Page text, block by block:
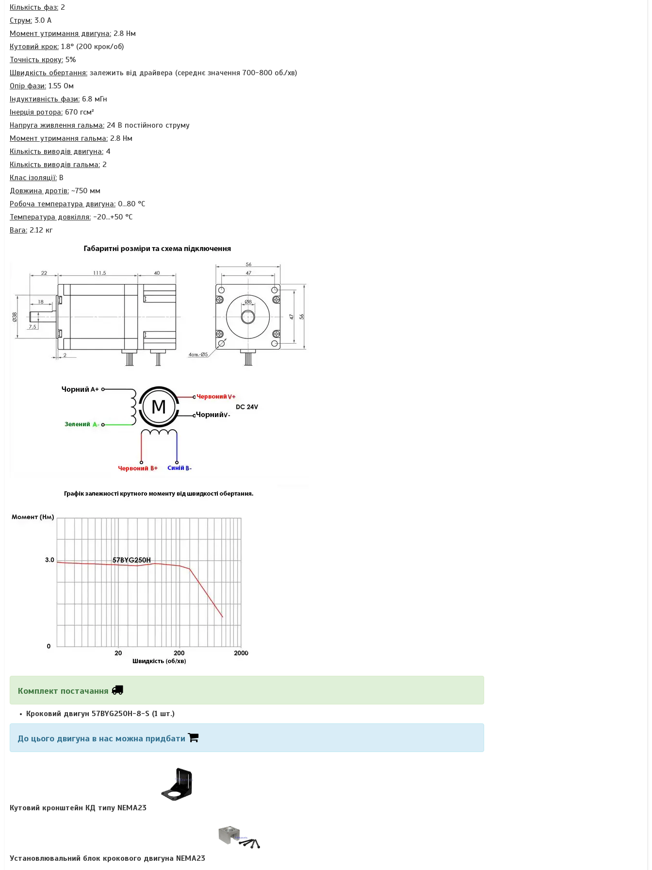
Кількість фаз: 2
Струм: 3.0 А
Момент утримання двигуна: 2.8 Нм
Кутовий крок: 1.8° (200 крок/об)
Точність кроку: 5%
Швидкість обертання: залежить від драйвера (середнє значення 700-800 об./хв)
Опір фази: 1.55 Ом
Індуктивність фази: 6.8 мГн
Інерція ротора: 670 гсм²
Напруга живлення гальма: 24 В постійного струму
Момент утримання гальма: 2.8 Нм
Кількість виводів двигуна: 4
Кількість виводів гальма: 2
Клас ізоляції: В
Довжина дротів: ~750 мм
Робоча температура двигуна: 0...80 °C
Температура довкілля: -20...+50 °C
Вага: 2.12 кг
Комплект постачання
Кроковий двигун 57BYG250H-8-S (1 шт.)
До цього двигуна в нас можна придбати
Кутовий кронштейн КД типу NEMA23
Установлювальний блок крокового двигуна NEMA23